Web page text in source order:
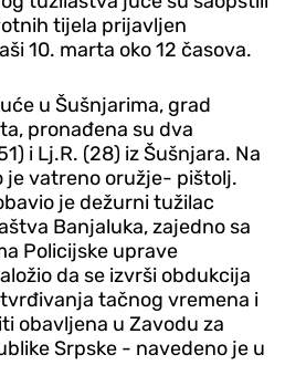
tijela prijavljen
10. marta oko 12 časova.
u Šušnjarima, grad
pronađena su dva
i Lj.R. (28) iz Šušnjara. Na
je vatreno oružje- pištolj.
je dežurni tužilac
Banjaluka, zajedno sa
Policijske uprave
da se izvrši obdukcija
tačnog vremena i
obavljena u Zavodu za
Srpske - navedeno je u